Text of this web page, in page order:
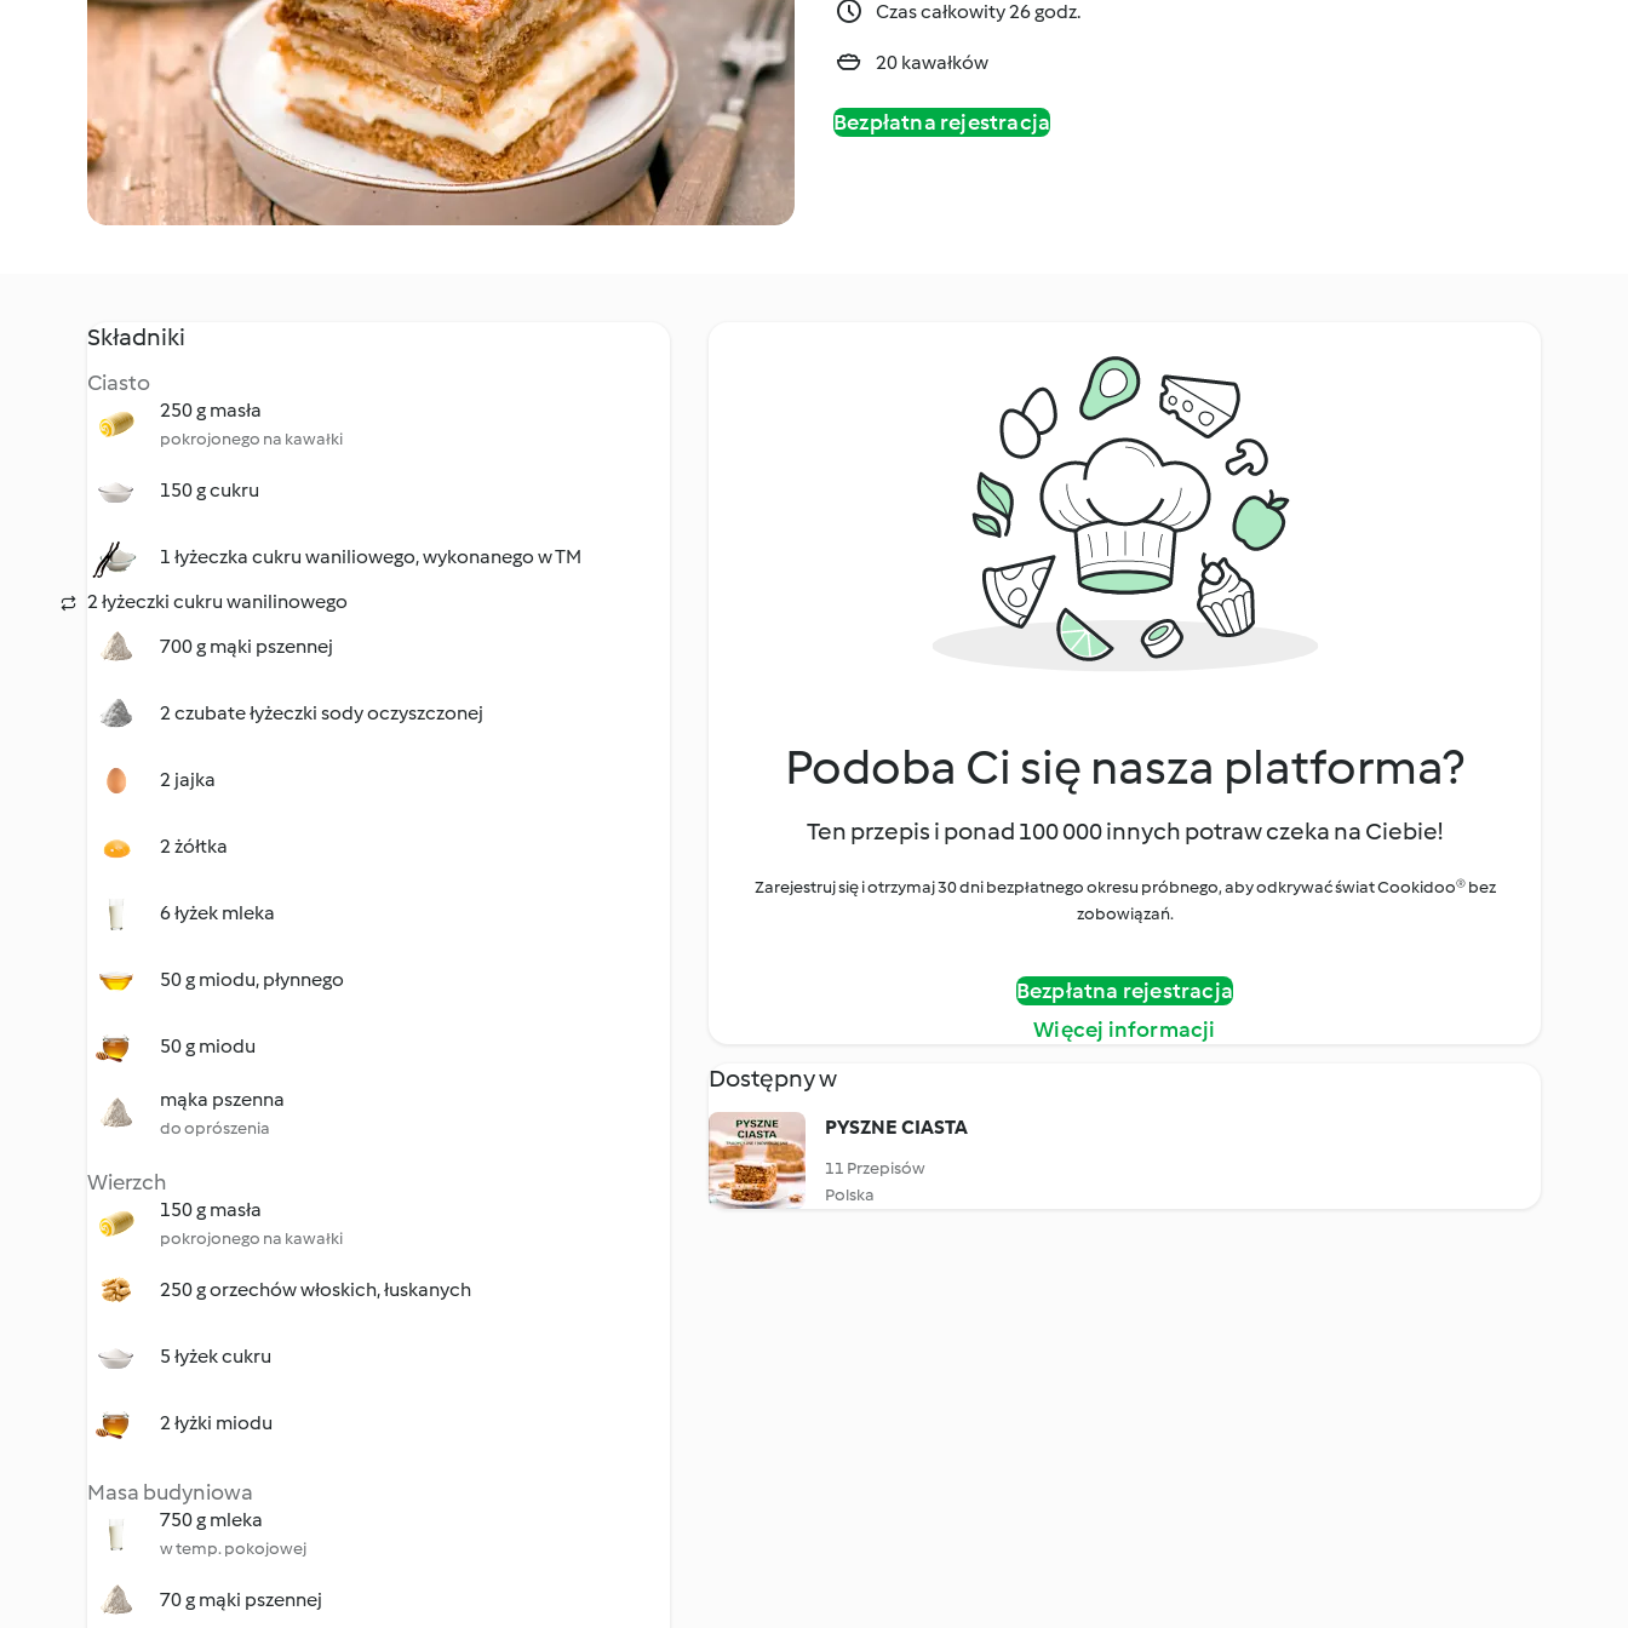
Czas całkowity 26 godz.
20 kawałków
Bezpłatna rejestracja
Składniki
Ciasto
250 g masła
pokrojonego na kawałki
150 g cukru
1 łyżeczka cukru waniliowego, wykonanego w TM
2 łyżeczki cukru wanilinowego
700 g mąki pszennej
2 czubate łyżeczki sody oczyszczonej
2 jajka
2 żółtka
6 łyżek mleka
50 g miodu, płynnego
50 g miodu
mąka pszenna
do oprószenia
Wierzch
150 g masła
pokrojonego na kawałki
250 g orzechów włoskich, łuskanych
5 łyżek cukru
2 łyżki miodu
Masa budyniowa
750 g mleka
w temp. pokojowej
70 g mąki pszennej
Podoba Ci się nasza platforma?
Ten przepis i ponad 100 000 innych potraw czeka na Ciebie!
Zarejestruj się i otrzymaj 30 dni bezpłatnego okresu próbnego, aby odkrywać świat Cookidoo® bez
zobowiązań.
Bezpłatna rejestracja
Więcej informacji
Dostępny w
PYSZNE CIASTA
11 Przepisów
Polska